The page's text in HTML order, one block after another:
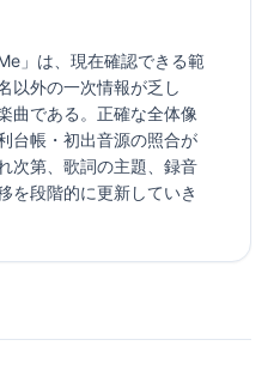
」は、現在確認できる範
以外の一次情報が乏し
曲である。正確な全体像
台帳・初出音源の照合が
次第、歌詞の主題、録音
を段階的に更新していき